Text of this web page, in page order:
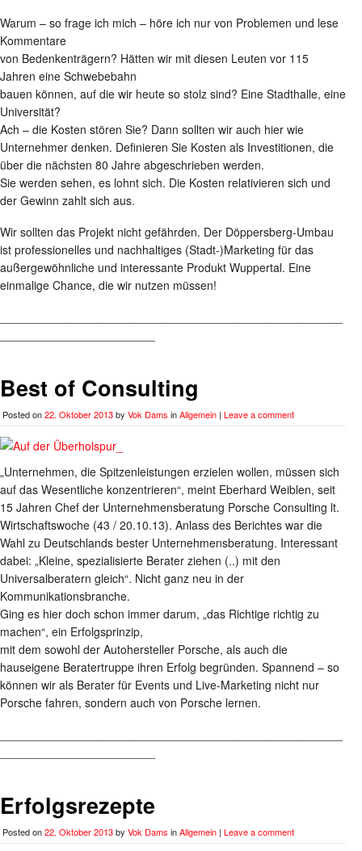
Warum – so frage ich mich – höre ich nur von Problemen und lese
Kommentare
von Bedenkenträgern? Hätten wir mit diesen Leuten vor 115
Jahren eine Schwebebahn
bauen können, auf die wir heute so stolz sind? Eine Stadthalle, eine
Universität?
Ach – die Kosten stören Sie? Dann sollten wir auch hier wie
Unternehmer denken. Definieren Sie Kosten als Investitionen, die
über die nächsten 80 Jahre abgeschrieben werden.
Sie werden sehen, es lohnt sich. Die Kosten relativieren sich und
der Gewinn zahlt sich aus.
Wir sollten das Projekt nicht gefährden. Der Döppersberg-Umbau
ist professionelles und nachhaltiges (Stadt-)Marketing für das
außergewöhnliche und interessante Produkt Wuppertal. Eine
einmalige Chance, die wir nutzen müssen!
Best of Consulting
Posted on22. Oktober 2013by Vok Dams inAllgemein | Leave a comment
„Unternehmen, die Spitzenleistungen erzielen wollen, müssen sich
auf das Wesentliche konzentrieren“, meint Eberhard Weiblen, seit
15 Jahren Chef der Unternehmensberatung Porsche Consulting lt.
Wirtschaftswoche (43 / 20.10.13). Anlass des Berichtes war die
Wahl zu Deutschlands bester Unternehmensberatung. Interessant
dabei: „Kleine, spezialisierte Berater ziehen (..) mit den
Universalberatern gleich“. Nicht ganz neu in der
Kommunikationsbranche.
Ging es hier doch schon immer darum, „das Richtige richtig zu
machen“, ein Erfolgsprinzip,
mit dem sowohl der Autohersteller Porsche, als auch die
hauseigene Beratertruppe ihren Erfolg begründen. Spannend – so
können wir als Berater für Events und Live-Marketing nicht nur
Porsche fahren, sondern auch von Porsche lernen.
Erfolgsrezepte
Posted on22. Oktober 2013by Vok Dams inAllgemein | Leave a comment